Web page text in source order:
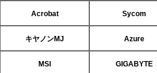
Acrobat Sycom
キヤノンMJ Azure
MSI GIGABYTE